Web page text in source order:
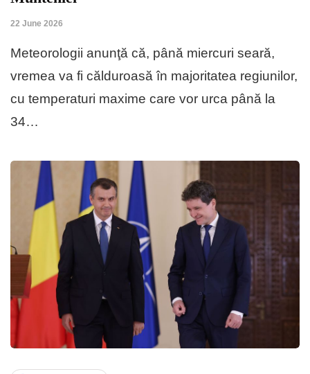
22 June 2026
Meteorologii anunţă că, până miercuri seară,
vremea va fi călduroasă în majoritatea regiunilor,
cu temperaturi maxime care vor urca până la
34…